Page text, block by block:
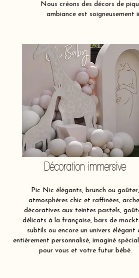
Nous créons des décors de
ambiance est soigneusement
Décoration immersive
Pic Nic élégants, brunch ou goûter,
atmosphères chic et raffinées,
décoratives aux teintes pastels,
délicats à la française, bars de
subtils ou encore un univers élégant
entièrement personnalisé, imaginé
pour vous et votre futur bébé.